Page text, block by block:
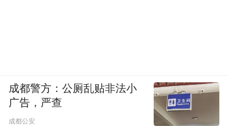
成都警方：公厕乱贴非法小
广告，严查
成都公安